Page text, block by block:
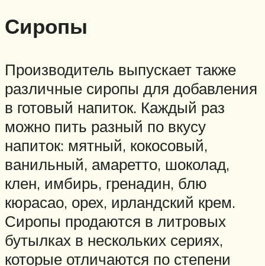
Сиропы
Производитель выпускает также
различные сиропы для добавления
в готовый напиток. Каждый раз
можно пить разный по вкусу
напиток: мятный, кокосовый,
ванильный, амаретто, шоколад,
клен, имбирь, гренадин, блю
кюрасао, орех, ирландский крем.
Сиропы продаются в литровых
бутылках в нескольких сериях,
которые отличаются по степени